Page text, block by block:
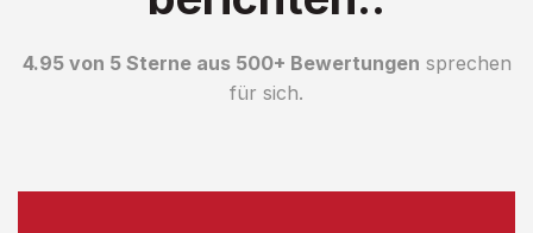
4.95 von 5 Sterne aus 500+ Bewertungen sprechen
für sich.